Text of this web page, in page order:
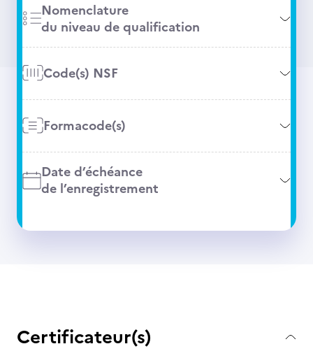
Nomenclature
du niveau de qualification
Code(s) NSF
Formacode(s)
Date d’échéance
de l’enregistrement
Certificateur(s)